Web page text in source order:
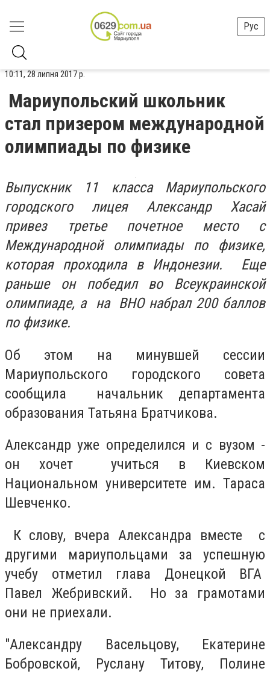
Рус
10:11, 28 липня 2017 р.
Мариупольский школьник
стал призером международной
олимпиады по физике
Выпускник 11 класса Мариупольского
городского лицея Александр Хасай
привез третье почетное место с
Международной олимпиады по физике,
котораяпроходила в Индонезии. Еще
раньше он победил во Всеукраинской
олимпиаде, а на ВНО набрал 200 баллов
по физике.
Об этом на минувшей сессии
Мариупольского городского совета
сообщила начальник департамента
образования Татьяна Братчикова.
Александр уже определился и с вузом -
он хочет учиться в Киевском
Национальном университете им. Тараса
Шевченко.
К слову, вчера Александра вместе с
другими мариупольцами за успешную
учебу отметил глава Донецкой ВГА
Павел Жебривский. Но за грамотами
они не приехали.
"Александру Васельцову, Екатерине
Бобровской, Руслану Титову, Полине